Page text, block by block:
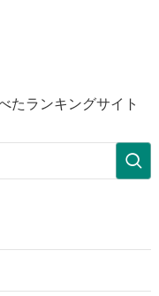
たランキングサイト